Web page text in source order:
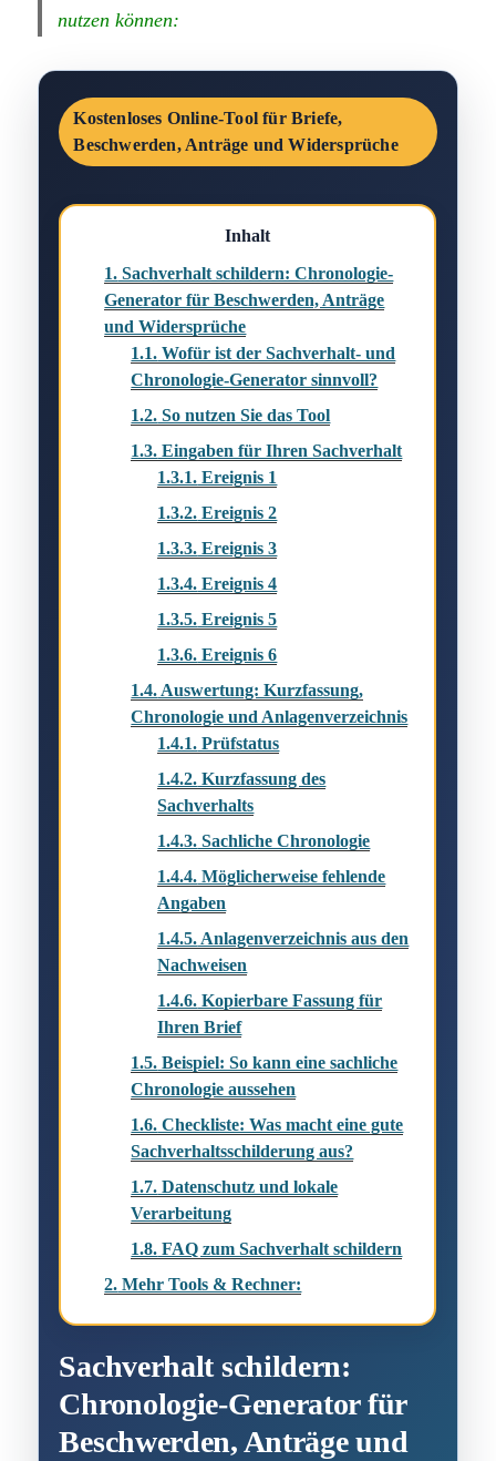
nutzen können:
Kostenloses Online-Tool für Briefe,
Beschwerden, Anträge und Widersprüche
Inhalt
1. Sachverhalt schildern: Chronologie-
Generator für Beschwerden, Anträge
und Widersprüche
1.1. Wofür ist der Sachverhalt- und
Chronologie-Generator sinnvoll?
1.2. So nutzen Sie das Tool
1.3. Eingaben für Ihren Sachverhalt
1.3.1. Ereignis 1
1.3.2. Ereignis 2
1.3.3. Ereignis 3
1.3.4. Ereignis 4
1.3.5. Ereignis 5
1.3.6. Ereignis 6
1.4. Auswertung: Kurzfassung,
Chronologie und Anlagenverzeichnis
1.4.1. Prüfstatus
1.4.2. Kurzfassung des
Sachverhalts
1.4.3. Sachliche Chronologie
1.4.4. Möglicherweise fehlende
Angaben
1.4.5. Anlagenverzeichnis aus den
Nachweisen
1.4.6. Kopierbare Fassung für
Ihren Brief
1.5. Beispiel: So kann eine sachliche
Chronologie aussehen
1.6. Checkliste: Was macht eine gute
Sachverhaltsschilderung aus?
1.7. Datenschutz und lokale
Verarbeitung
1.8. FAQ zum Sachverhalt schildern
2. Mehr Tools & Rechner:
Sachverhalt schildern:
Chronologie-Generator für
Beschwerden, Anträge und